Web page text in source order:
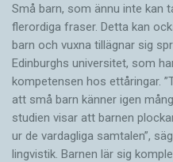
Små barn, som ännu inte kan
flerordiga fraser. Detta kan
barn och vuxna tillägnar sig
Edinburghs universitet, som
kompetensen hos ettåringar.
att små barn känner igen
studien visar att barnen
ur de vardagliga samtalen”,
lingvistik. Barnen lär sig